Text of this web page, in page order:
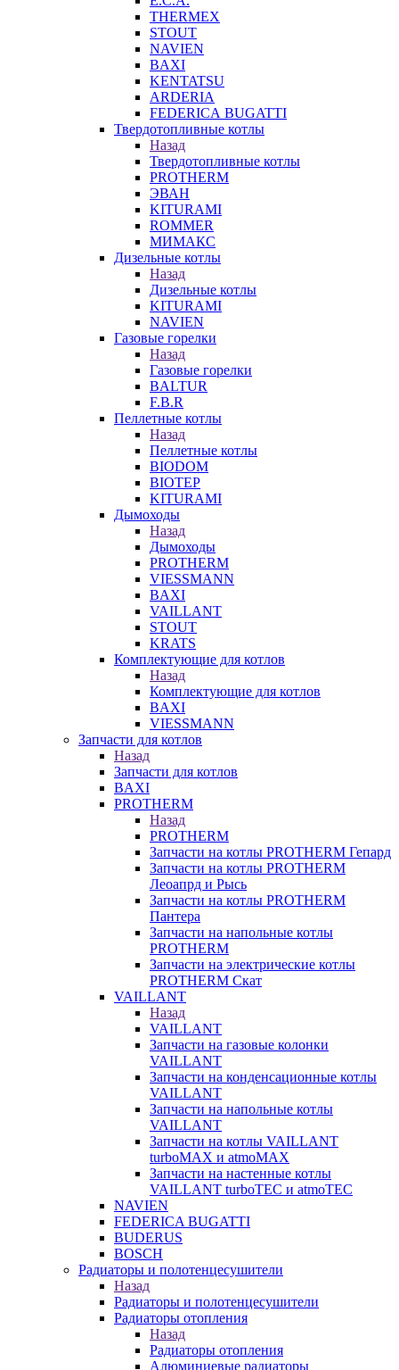
THERMEX
STOUT
NAVIEN
BAXI
KENTATSU
ARDERIA
FEDERICА BUGATTI
Твердотопливные котлы
Назад
Твердотопливные котлы
PROTHERM
ЭВАН
KITURAMI
ROMMER
МИМАКС
Дизельные котлы
Назад
Дизельные котлы
KITURAMI
NAVIEN
Газовые горелки
Назад
Газовые горелки
BALTUR
F.B.R
Пеллетные котлы
Назад
Пеллетные котлы
BIODOM
BIOTEP
KITURAMI
Дымоходы
Назад
Дымоходы
PROTHERM
VIESSMANN
BAXI
VAILLANT
STOUT
KRATS
Комплектующие для котлов
Назад
Комплектующие для котлов
BAXI
VIESSMANN
Запчасти для котлов
Назад
Запчасти для котлов
BAXI
PROTHERM
Назад
PROTHERM
Запчасти на котлы PROTHERM Гепард
Запчасти на котлы PROTHERM
Леоапрд и Рысь
Запчасти на котлы PROTHERM
Пантера
Запчасти на напольные котлы
PROTHERM
Запчасти на электрические котлы
PROTHERM Скат
VAILLANT
Назад
VAILLANT
Запчасти на газовые колонки
VAILLANT
Запчасти на конденсационные котлы
VAILLANT
Запчасти на напольные котлы
VAILLANT
Запчасти на котлы VAILLANT
turboMAX и atmoMAX
Запчасти на настенные котлы
VAILLANT turboTEC и atmoTEC
NAVIEN
FEDERICA BUGATTI
BUDERUS
BOSCH
Радиаторы и полотенцесушители
Назад
Радиаторы и полотенцесушители
Радиаторы отопления
Назад
Радиаторы отопления
Алюминиевые радиаторы